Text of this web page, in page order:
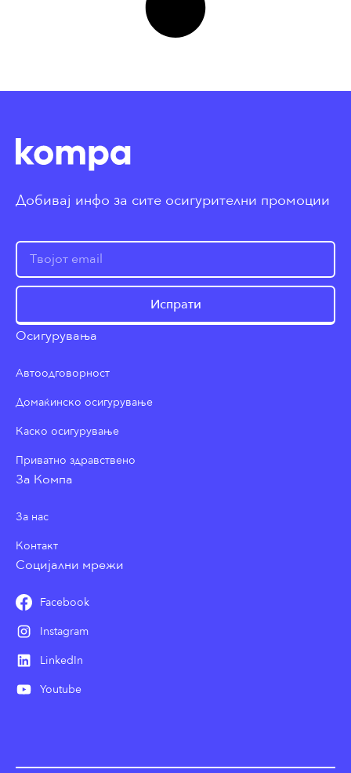
Добивај инфо за сите осигурителни промоции
Испрати
Осигурувања
Автоодговорност
Домаќинско осигурување
Каско осигурување
Приватно здравствено
За Компа
За нас
Контакт
Социјални мрежи
Facebook
Instagram
LinkedIn
Youtube